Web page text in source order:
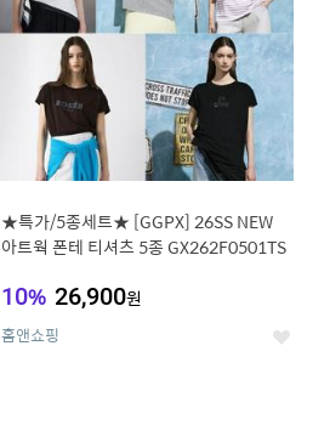
★특가/5종세트★ [GGPX] 26SS NEW
아트웍 폰테 티셔츠 5종 GX262F0501TS
10% 26,900원
홈앤쇼핑 좋